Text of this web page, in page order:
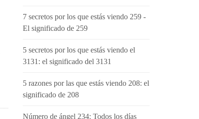
7 secretos por los que estás viendo 259 -
El significado de 259
5 secretos por los que estás viendo el
3131: el significado del 3131
5 razones por las que estás viendo 208: el
significado de 208
Número de ángel 234: Todos los días